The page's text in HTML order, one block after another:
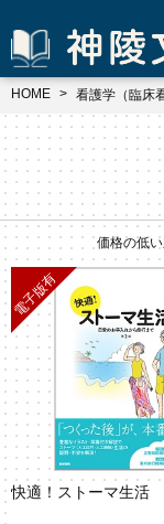
HOME 看護学（臨床
価格の低
快適！ストーマ生活